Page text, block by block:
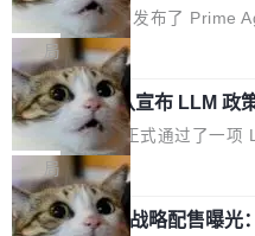
r Day）将在杭州启航。活动面
链企业和开发者，邀请行业专家
问，围绕开源鸿蒙技术能力、设
配、功耗与稳定性调优、兼容性
等内容展开系统讲解和实战交流
步了解开源鸿蒙在智能...
opilot coding agent 全部受影响
恢复，大约 12 小时。 这是
起事故，其中四起与 AI/Copilot
Hub 员工 kdaigle 在 HN 讨论中
据：2025 年全年 10 亿次
2.75 亿次，全年预计 140 亿次
进的编程 Agent，ARC-AGI
专家基线
Prime Intellect 发布了 Prime
的编程 Agent Harness，核心
象：Recursive Language
ontinual Harness。在 ARC-
上，Prime Agent + Opus 5 的
5% RHAE Best@1，超过了
家基线 95.4%。 不是又一个
器 Prime Agent 的架构和市面
局
Rust 项目团队宣布 LLM 政
止，但你要承认哪些代码不
Rust 语言项目正式通过了一项
覆盖 rust-lang/rust 单一仓库的
是项目级别的官方立场，目前由
但它可能是主流开源项目中关于
局
宇树科技 IPO 战略配售曝光